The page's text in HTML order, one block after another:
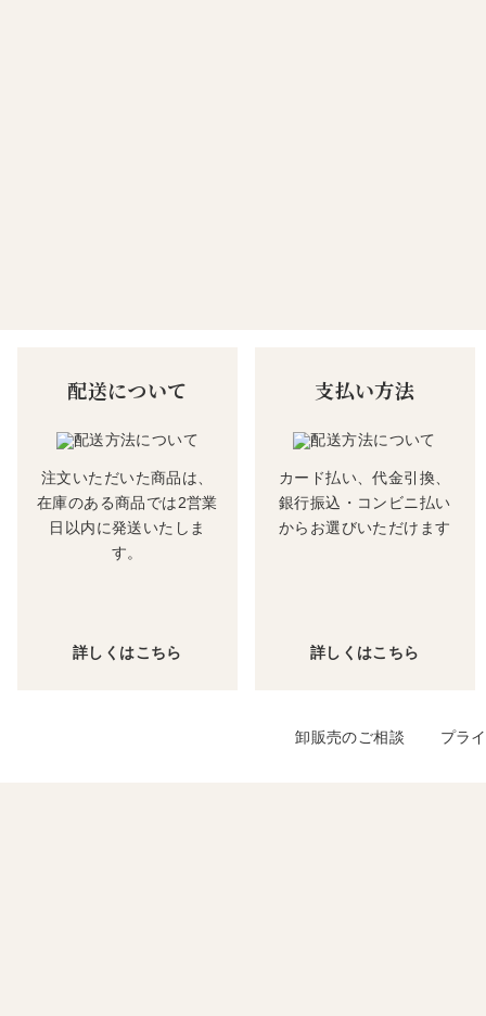
配送について
注文いただいた商品は、
在庫のある商品では2営業
日以内に発送いたしま
す。
詳しくはこちら
支払い方法
カード払い、代金引換、
銀行振込・コンビニ払い
からお選びいただけます
詳しくはこちら
卸販売のご相談 プラ